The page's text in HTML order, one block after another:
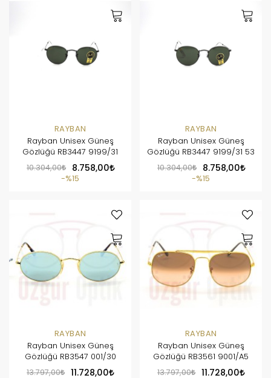
RAYBAN
Rayban Unisex Güneş
Gözlüğü RB3447 9199/31
10.304,00
8.758,00
%15
RAYBAN
Rayban Unisex Güneş
Gözlüğü RB3447 9199/31 53
10.304,00
8.758,00
%15
RAYBAN
Rayban Unisex Güneş
Gözlüğü RB3547 001/30
13.797,00
11.728,00
RAYBAN
Rayban Unisex Güneş
Gözlüğü RB3561 9001/A5
13.797,00
11.728,00